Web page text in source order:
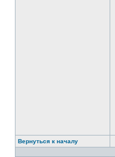
Вернуться к началу